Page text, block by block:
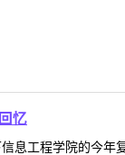
忆
息工程学院的今